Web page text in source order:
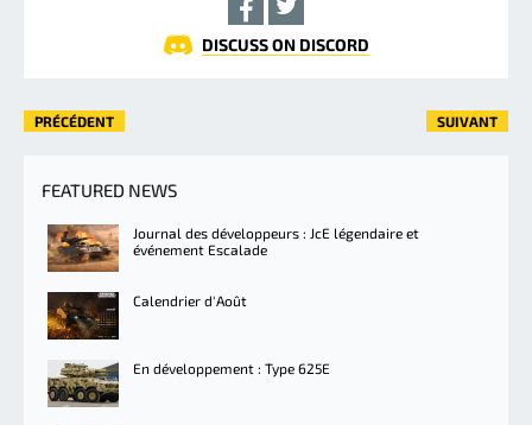
DISCUSS ON DISCORD
PRÉCÉDENT SUIVANT
FEATURED NEWS
Journal des développeurs : JcE légendaire et
événement Escalade
Calendrier d'Août
En développement : Type 625E